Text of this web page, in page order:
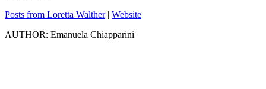
Posts from Loretta Walther| Website
AUTHOR: Emanuela Chiapparini